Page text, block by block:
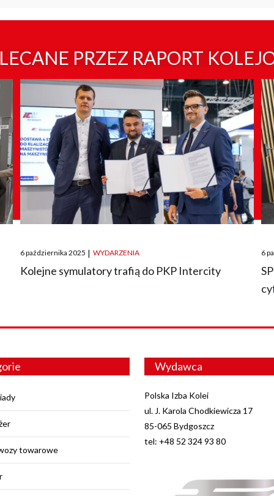
PRZEZ RAPORT
Posted
on
6 października 2025 | WYDARZENIA
Kolejne symulatory trafią do PKP Intercity
on
6
towarowe
Wydawca
Polska Izba Kolei
ul. J. Karola Chodkiewicza 17
85-065 Bydgoszcz
tel: +48 52 324 93 80